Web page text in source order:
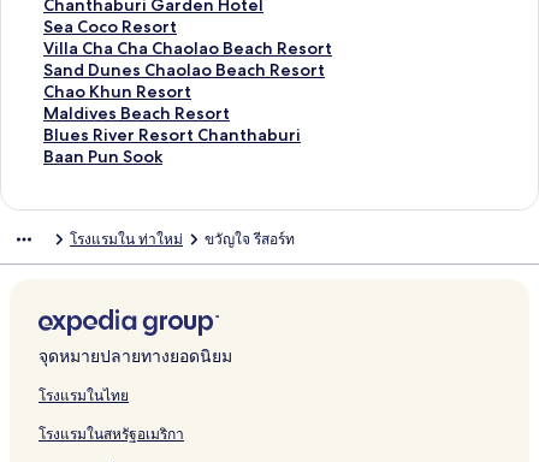
l
a
o
T
o
s
a
a
H
o
t
e
h
i
t
i
y
a
P
t
o
o
l
V
l
l
l
a
P
h
r
a
R
o
r
t
e
w
T
r
a
v
e
c
e
s
o
r
S
a
n
s
o
o
k
r
บ
C
a
p
e
G
o
r
รั
บ
J
u
n
g
l
R
o
r
t
ห
รั
บ
P
e
a
i
a
s
o
r
t
สำ
ห
รั
บ
K
o
N
i
s
o
r
t
น
สำ
ห
รั
บ
V
i
l
c
a
H
o
e
า
น
สำ
ห
รั
บ
C
a
e
a
B
r
e
ฐ
า
น
สำ
ห
รั
บ
a
y
R
e
s
r
ร
ฐ
า
น
สำ
ห
รั
o
o
C
a
b
n
ต
ร
ฐ
า
น
สำ
ห
a
d
e
C
h
o
า
ต
ร
ฐ
า
น
สำ
o
o
r
R
e
o
ม
า
ต
ร
ฐ
า
น
S
n
t
T
r
p
ก์
ม
า
ต
ร
ฐ
า
บ
i
P
h
a
r
Chanthaburi Garden Hotel
ง
ก์
ม
า
ต
ร
ฐ
รั
h
a
n
t
a
Sea Coco Resort
ลิ
ง
ก์
ม
า
ต
ร
สำ
ห
S
e
a
C
c
Villa Cha Cha Chaolao Beach Resort
ลิ
ง
ก์
ม
า
ต
สำ
บ
V
i
l
a
Sand Dunes Chaolao Beach Resort
ลิ
ง
ก์
ม
า
น
รั
บ
S
a
d
Chao Khun Resort
ลิ
ง
ก์
ม
า
ห
รั
บ
C
a
Maldives Beach Resort
ลิ
ง
ก์
ฐ
สำ
ห
รั
บ
a
Blues River Resort Chanthaburi
ลิ
ง
ร
น
สำ
ห
รั
B
Baan Pun Sook
ลิ
ต
า
น
สำ
ห
บ
โรงแรมใน ท่าใหม่ ขวัญใจ รีสอร์ท
จุดหมายปลายทางยอดนิยม
โรงแรมในไทย
โรงแรมในสหรัฐอเมริกา